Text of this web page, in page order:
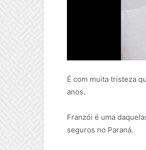
É com muita tristeza
anos.
Franzói é uma
seguros no Paraná.